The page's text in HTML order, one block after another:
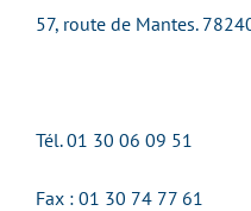
57, route de Mantes.
Tél.01 30 06 09 51
Fax : 01 30 74 77 61